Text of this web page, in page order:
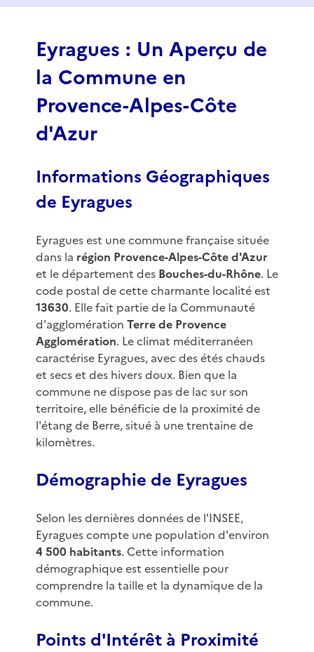
f
Eyragues : Un Aperçu de
la Commune en
Provence-Alpes-Côte
d'Azur
Informations Géographiques
de Eyragues
Eyragues est une commune française située
dans la région Provence-Alpes-Côte d'Azur
et le département des Bouches-du-Rhône. Le
code postal de cette charmante localité est
13630. Elle fait partie de la Communauté
d'agglomération Terre de Provence
Agglomération. Le climat méditerranéen
caractérise Eyragues, avec des étés chauds
et secs et des hivers doux. Bien que la
commune ne dispose pas de lac sur son
territoire, elle bénéficie de la proximité de
l'étang de Berre, situé à une trentaine de
kilomètres.
Démographie de Eyragues
Selon les dernières données de l'INSEE,
Eyragues compte une population d'environ
4 500 habitants. Cette information
démographique est essentielle pour
comprendre la taille et la dynamique de la
commune.
Points d'Intérêt à Proximité